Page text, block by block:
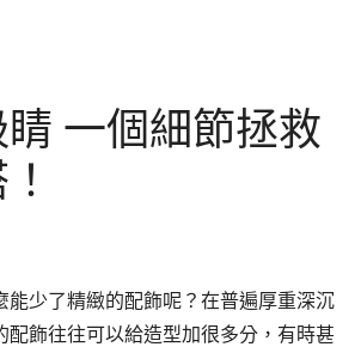
一個細節拯救
能少了精緻的配飾呢？在普遍厚重深沉
配飾往往可以給造型加很多分，有時甚